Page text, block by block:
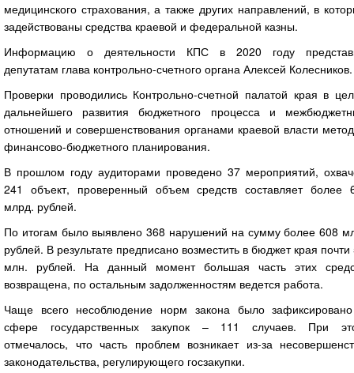
медицинского страхования, а также других направлений, в
задействованы средства краевой и федеральной казны.
Информацию о деятельности КПС в 2020 году
депутатам глава контрольно-счетного органа Алексей Колесников.
Проверки проводились Контрольно-счетной палатой края в
дальнейшего развития бюджетного процесса и
отношений и совершенствования органами краевой власти
финансово-бюджетного планирования.
В прошлом году аудиторами проведено 37 мероприятий,
241 объект, проверенный объем средств составляет более
млрд. рублей.
По итогам было выявлено 368 нарушений на сумму более 608
рублей. В результате предписано возместить в бюджет края почти
млн. рублей. На данный момент большая часть этих
возвращена, по остальным задолженностям ведется работа.
Чаще всего несоблюдение норм закона было
сфере государственных закупок – 111 случаев. При
отмечалось, что часть проблем возникает из-за
законодательства, регулирующего госзакупки.